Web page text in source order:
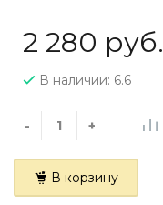
2 280 руб.
В наличии: 6.6
- +
В корзину